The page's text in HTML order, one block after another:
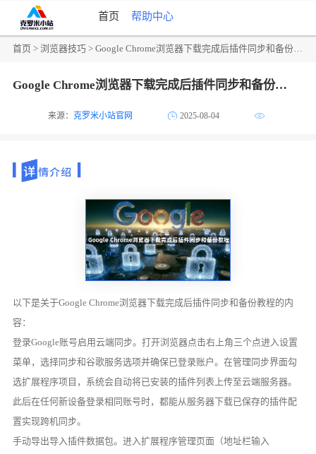
首页 帮助中心
首页 >浏览器技巧 > Google Chrome浏览器下载完成后插件同步和备份教程
Google Chrome浏览器下载完成后插件同步和备份教程
来源：克罗米小站官网 2025-08-04
以下是关于Google Chrome浏览器下载完成后插件同步和备份教程的内
容：
登录Google账号启用云端同步。打开浏览器点击右上角三个点进入设置
菜单，选择同步和谷歌服务选项并确保已登录账户。在管理同步界面勾
选扩展程序项目，系统会自动将已安装的插件列表上传至云端服务器。
此后在任何新设备登录相同账号时，都能从服务器下载已保存的插件配
置实现跨机同步。
手动导出导入插件数据包。进入扩展程序管理页面（地址栏输入